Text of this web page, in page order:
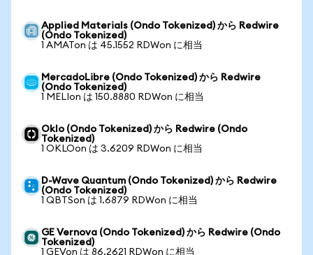
Applied Materials (Ondo Tokenized) から Redwire
(Ondo Tokenized)
1 AMATon は 45.1552 RDWon に相当
MercadoLibre (Ondo Tokenized) から Redwire
(Ondo Tokenized)
1 MELIon は 150.8880 RDWon に相当
Oklo (Ondo Tokenized) から Redwire (Ondo
Tokenized)
1 OKLOon は 3.6209 RDWon に相当
D-Wave Quantum (Ondo Tokenized) から Redwire
(Ondo Tokenized)
1 QBTSon は 1.6879 RDWon に相当
GE Vernova (Ondo Tokenized) から Redwire (Ondo
Tokenized)
1 GEVon は 86.2621 RDWon に相当